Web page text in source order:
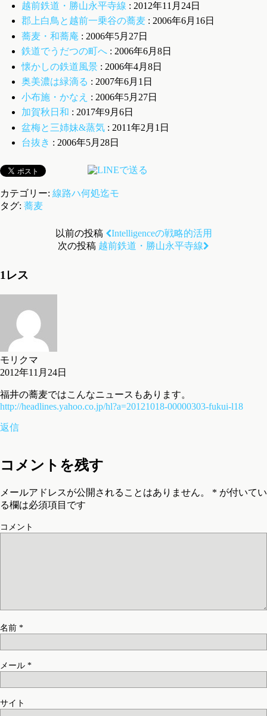
越前鉄道・勝山永平寺線 : 2012年11月24日
郡上白鳥と越前一乗谷の蕎麦: 2006年6月16日
蕎麦・和蕎庵 : 2006年5月27日
鉄道でうだつの町へ: 2006年6月8日
懐かしの鉄道風景: 2006年4月8日
奥美濃は緑滴る : 2007年6月1日
小布施・かなえ : 2006年5月27日
加賀秋日和 : 2017年9月6日
盆梅と三姉妹&蒸気: 2011年2月1日
台抜き : 2006年5月28日
カテゴリー: 線路ハ何処迄モ
タグ: 蕎麦
以前の投稿
Intelligenceの戦略的活用
次の投稿 越前鉄道・勝山永平寺線
1レス
モリクマ
2012年11月24日
福井の蕎麦ではこんなニュースもあります。
http://headlines.yahoo.co.jp/hl?a=20121018-00000303-fukui-l18
返信
コメントを残す
メールアドレスが公開されることはありません。 * が付いてい
る欄は必須項目です
コメント
名前 *
メール *
サイト